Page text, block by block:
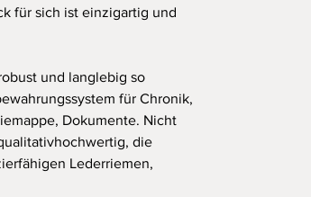
für sich ist einzigartig und
und langlebig so
für Chronik,
Dokumente. Nicht
die
Lederriemen,